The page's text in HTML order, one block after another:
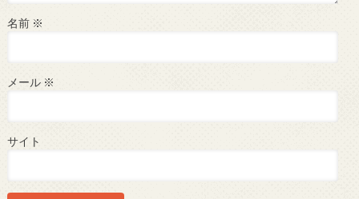
名前 ※
メール ※
サイト